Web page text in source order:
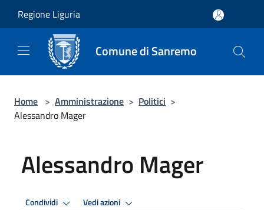
Regione Liguria
Comune di Sanremo
Home > Amministrazione > Politici >
Alessandro Mager
Alessandro Mager
Condividi Vedi azioni